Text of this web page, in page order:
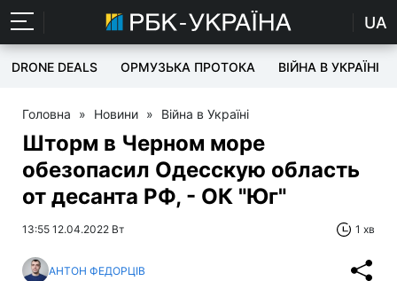
UA
DRONE DEALS ОРМУЗЬКА ПРОТОКА ВІЙНА В УКРАЇНІ
Головна » Новини » Війна в Україні
Шторм в Черном море
обезопасил Одесскую область
от десанта РФ, - ОК "Юг"
13:55 12.04.2022 Вт 1 хв
АНТОН ФЕДОРЦІВ